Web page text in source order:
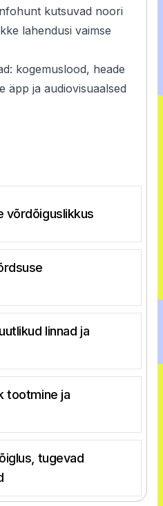
kutsuvad noori
lahendusi vaimse
kogemuslood, heade
äpp ja audiovisuaalsed
võrdõiguslikkus
linnad ja
tootmine ja
tugevad